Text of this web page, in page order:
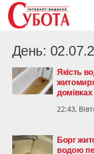
День:
Якість
домівках
22:43,
Борг
водою